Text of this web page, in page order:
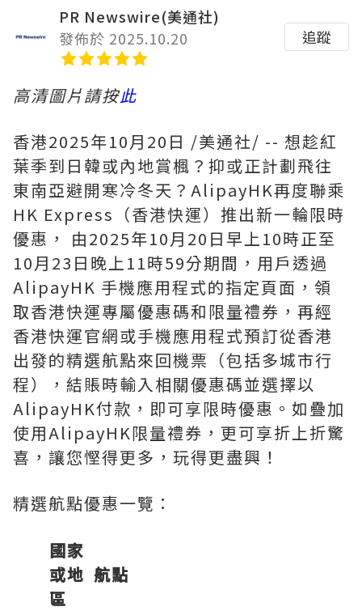
PR Newswire(美通社)
發佈於 2025.10.20
追蹤
高清圖片請按此
香港2025年10月20日 /美通社/ -- 想趁紅
葉季到日韓或內地賞楓？抑或正計劃飛往
東南亞避開寒冷冬天？AlipayHK再度聯乘
HK Express（香港快運）推出新一輪限時
優惠， 由2025年10月20日早上10時正至
10月23日晚上11時59分期間，用戶透過
AlipayHK 手機應用程式的指定頁面，領
取香港快運專屬優惠碼和限量禮券，再經
香港快運官網或手機應用程式預訂從香港
出發的精選航點來回機票（包括多城市行
程），結賬時輸入相關優惠碼並選擇以
AlipayHK付款，即可享限時優惠。如疊加
使用AlipayHK限量禮券，更可享折上折驚
喜，讓您慳得更多，玩得更盡興！
精選航點優惠一覽：
國家
或地
區
航點